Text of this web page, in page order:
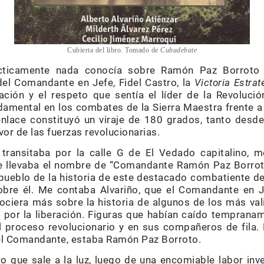
Cubierta del libro. Tomado de Cubadebate
nada conocía sobre Ramón Paz
Comandante en Jefe, Fidel Castro, la Victoria
y el respeto que sentía el líder de la
en los combates de la Sierra Maestra frente
constituyó un viraje de 180 grados, tanto
de las fuerzas revolucionarias.
por la calle G de El Vedado capitalino,
el nombre de “Comandante Ramón Paz
de la historia de este destacado combatiente
él. Me contaba Alvariño, que el Comandante en
más sobre la historia de algunos de los más
la liberación. Figuras que habían caído
proceso revolucionario y en sus compañeros de
Comandante, estaba Ramón Paz Borroto.
que sale a la luz, luego de una encomiable labor